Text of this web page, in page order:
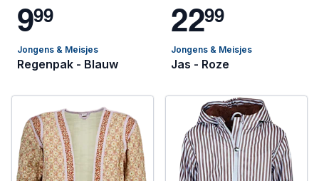
999
Jongens & Meisjes
Regenpak - Blauw
2299
Jongens & Meisjes
Jas - Roze